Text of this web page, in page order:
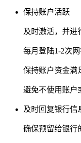
保持账户活跃
及时激活，并进
每月登陆1-2次
保持账户资金满
避免不使用账户
及时回复银行信
确保预留给银行